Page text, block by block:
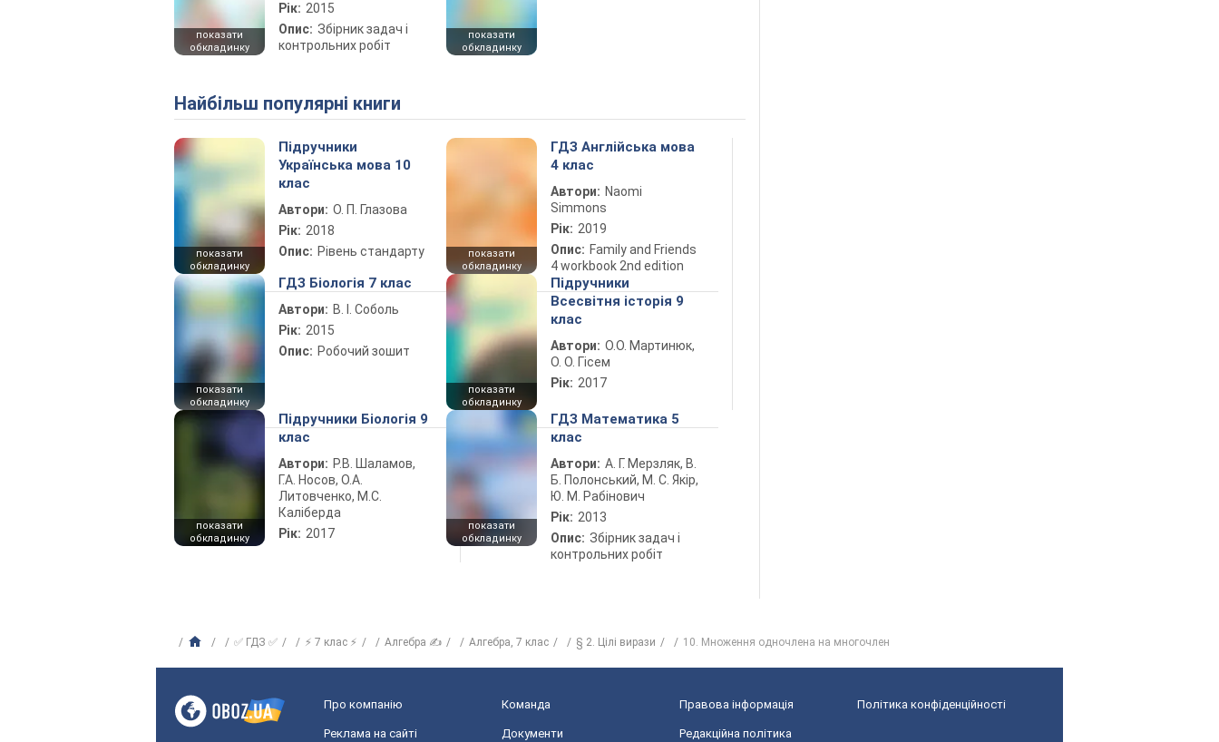
показати
обкладинку
Рік: 2015
Опис: Збірник задач і
контрольних робіт
показати
обкладинку
Найбільш популярні книги
показати
обкладинку
Підручники
Українська мова 10
клас
Автори: О. П. Глазова
Рік: 2018
Опис: Рівень стандарту
показати
обкладинку
ГДЗ Англійська мова
4 клас
Автори: Naomi
Simmons
Рік: 2019
Опис: Family and Friends
4 workbook 2nd edition
показати
обкладинку
ГДЗ Біологія 7 клас
Автори: В. І. Соболь
Рік: 2015
Опис: Робочий зошит
показати
обкладинку
Підручники
Всесвітня історія 9
клас
Автори: О.О. Мартинюк,
О. О. Гісем
Рік: 2017
показати
обкладинку
Підручники Біологія 9
клас
Автори: Р.В. Шаламов,
Г.А. Носов, О.А.
Литовченко, М.С.
Каліберда
Рік: 2017
показати
обкладинку
ГДЗ Математика 5
клас
Автори: А. Г. Мерзляк, В.
Б. Полонський, М. С. Якір,
Ю. М. Рабінович
Рік: 2013
Опис: Збірник задач і
контрольних робіт
✅ ГДЗ ✅ ⚡ 7 клас ⚡ Алгебра ✍ Алгебра, 7 клас § 2. Цілі вирази 10. Множення одночлена на многочлен
Про компанію Команда Правова інформація Політика конфіденційності
Реклама на сайті Документи Редакційна політика